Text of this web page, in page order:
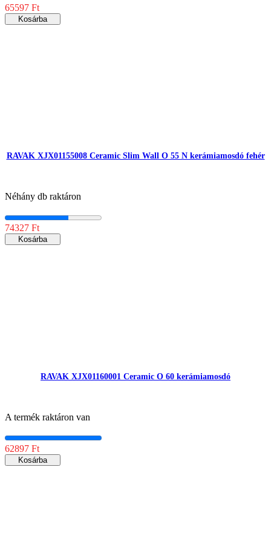
65597 Ft
Kosárba
RAVAK XJX01155008 Ceramic Slim Wall O 55 N kerámiamosdó fehér
Néhány db raktáron
74327 Ft
Kosárba
RAVAK XJX01160001 Ceramic O 60 kerámiamosdó
A termék raktáron van
62897 Ft
Kosárba